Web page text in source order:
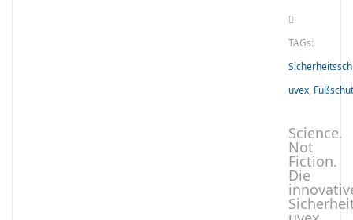
TAGs:
uvex,
Science.
Not
Fiction.
Die